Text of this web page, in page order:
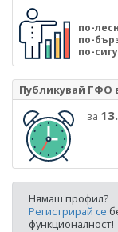
по-
по-
по-
Публикувай ГФО
за
Нямаш профил?
Регистрирай се
функционалност!